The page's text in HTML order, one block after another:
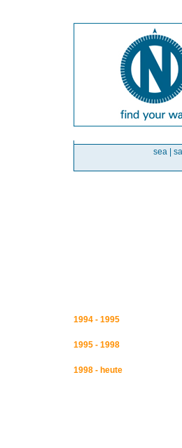
sea |
1994 - 1995
1995 - 1998
1998 - heute